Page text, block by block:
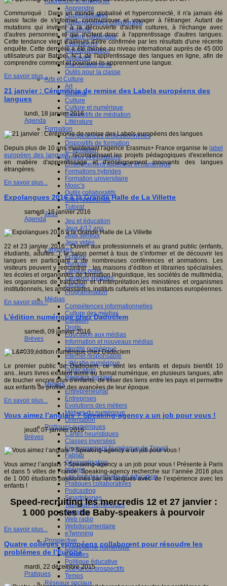
Apprendre
Apprentissages
Apprentissages collaboratifs
Créativité
Culture numérique
Evaluations
Individualisation
Initiatives
Interdisciplinarité
Outils pour la classe
Arts et Culture
Art
Cinéma
Culture
Culture et numérique
Dispositifs de médiation
Littérature
Formation
Compétences professionnelles
Dispositifs de formation
E- formation
Enjeux et évolutions
Enseignement supérieur et numérique
Formations hybrides
Formation universitaire
Mooc’s
Outils collaboratifs
Sites ressources
Tutorat
Jeux
Jeu et éducation
Jeux 4/12 ans
Jeux sérieux
Jeux vidéo
Langages
Ecriture
Humour
Langue orale
Langues vivantes
Lecture
Programmation
Médias
Compétences informationnelles
Culture des médias
Curation
Droits
Education aux médias
Information et nouveaux médias
Identité numérique
Internet responsable
Littératie numérique
Publication
Réseaux sociaux
Métiers
Entrepreneuriat
Entreprises
Evolutions des métiers
Métiers du numérique
Orientation
Pratiques numériques
Cartes heuristiques
Classes inversées
Environnement Numérique de Travail
Fablab
Géolocalisation
Images
Les mondes virtuels en éducation
Pratiques collaboratives
Podcasting
Smartphones
Tableaux numériques
Tablettes
Web radio
Webdocumentaire
eTwinning
Prospective
Ecosystème numérique
Espaces
Politique éducative
Scénarios prospectifs
Temps
Réseaux sociaux
Communiqué : Dans un monde globalisé et hyperconnecté, il n'a jamais été
aussi facile de s'informer, communiquer et voyager à l'étranger. Autant de
mutations qui invitent à la découverte d'autres cultures, à l'échange avec
d'autres personnes et qui incitent donc à l'apprentissage d'autres langues.
Cette tendance vient d'ailleurs d'être confirmée par les résultats d'une récente
enquête. Cette dernière a été menée au niveau international auprès de 45 000
utilisateurs par Babbel, N°1 de l'apprentissage des langues en ligne, afin de
comprendre comment et pourquoi ils apprennent une langue.
En savoir plus...
21 janvier : Cérémonie de remise des Labels européens des
langues
lundi, 18 janvier 2016
Agenda
Depuis plus de 10 ans maintenant l'agence Erasmus+ France organise le label
européen des langues, récompensant les projets pédagogiques d'excellence
en matière d'apprentissage et d'enseignement innovants des langues
étrangères.
En savoir plus...
Expolangues 2016 à la Grande Halle de La Villette
samedi, 16 janvier 2016
Agenda
22 et 23 janvier 2016 : Ouvert aux professionnels et au grand public (enfants,
étudiants, adultes...), le salon permet à tous de s’informer et de découvrir les
langues en participant à de nombreuses conférences et animations. Les
visiteurs peuvent y rencontrer : les maisons d’édition et librairies spécialisées,
les écoles et organismes de formation linguistique, les sociétés de multimédia,
les organismes de traduction et d’interprétation,les ministères et organismes
institutionnels, les ambassades, instituts culturels et les instances européennes.
En savoir plus...
L'édition numérique chez Dadoclem
samedi, 09 janvier 2016
Brèves
Le premier public de Dadoclem, ce sont les enfants et depuis bientôt 10
ans...leurs livres existent aussi au format numérique, en plusieurs langues, afin
de toucher encore plus d'enfants, de tisser des liens entre les pays et permettre
aux enfants de profiter des avancées de leur époque.
En savoir plus...
Vous aimez l’anglais ? Speaking-agency a un job pour vous !
jeudi, 07 janvier 2016
Brèves
Vous aimez l’anglais ? Speaking-agency a un job pour vous ! Présente à Paris
et dans 5 villes de France, Speaking-agency recherche sur l’année 2016 plus
de 1 000 étudiants passionnés par les langues avec de l’expérience avec les
enfants !
Speed-recruiting les mercredis 12 et 27 janvier :
1 000 postes de Baby-speakers à pourvoir
En savoir plus...
Quatre collèges européens collaborent pour résoudre les
problèmes de l’Europe
mardi, 22 décembre 2015
Pratiques